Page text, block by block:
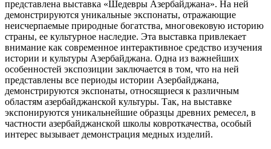
представлена выставка «Шедевры Азербайджана». На ней
демонстрируются уникальные экспонаты, отражающие
неисчерпаемые природные богатства, многовековую историю
страны, ее культурное наследие. Эта выставка привлекает
внимание как современное интерактивное средство изучения
истории и культуры Азербайджана. Одна из важнейших
особенностей экспозиции заключается в том, что на ней
представлены все периоды истории Азербайджана,
демонстрируются экспонаты, относящиеся к различным
областям азербайджанской культуры. Так, на выставке
экспонируются уникальнейшие образцы древних ремесел, в
частности азербайджанской школы ковроткачества, особый
интерес вызывает демонстрация медных изделий.